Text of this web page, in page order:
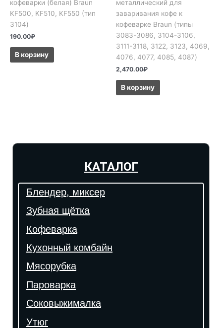
кофеварки (белая) Braun
KF500, KF510, KF550 (тип
3104)
190.00₽
В корзину
металлический для
заваривания кофе к
кофеварке Braun (типы
3083-3086, 3104-3106,
3111-3118, 3122, 3123, 4069,
4076, 4077, 4085, 4087)
2,470.00₽
В корзину
КАТАЛОГ
Блендер, миксер
Зубная щётка
Кофеварка
Кухонный комбайн
Мясорубка
Пароварка
Соковыжималка
Утюг